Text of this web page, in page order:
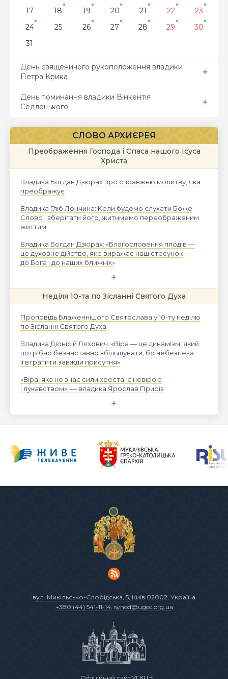
17
18 19 20 21 22
23
24
25 26 27 28 29
30
31
День священичого рукоположення владики
Петра Крика
День поминання владики Вінкентія
Седлецького
СЛОВО АРХИЄРЕЯ
Преображення Господа і Спаса нашого Ісуса
Христа
Владика Богдан Дзюрах про справжню молитву, яка
преображує
Владика Гліб Лончина: Коли будемо слухати Боже
Слово і зберігати його, житимемо переображеним
життям
Владика Богдан Дзюрах: «Благословення плодів —
це духовне дійство, яке виражає наш стосунок
до Бога і до наших ближніх»
Неділя 10-та по Зісланні Святого Духа
Проповідь Блаженнішого Святослава у 10-ту неділю
по Зісланні Святого Духа
Владика Діонісій Ляхович: «Віра — це динамізм, який
потрібно безнастанно збільшувати, бо небезпека
її втратити завжди присутня»
«Віра, яка не знає сили хреста, є невірою
і лукавством», — владика Ярослав Приріз
вул. Микільсько-Слобідська, 5, Київ 02002, Україна
+380 (44) 541-11-14, synod@ugcc.org.ua